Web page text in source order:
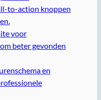
to-action knoppen
voor
beter gevonden
en